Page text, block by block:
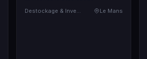
Destockage & Invendus
Le Mans